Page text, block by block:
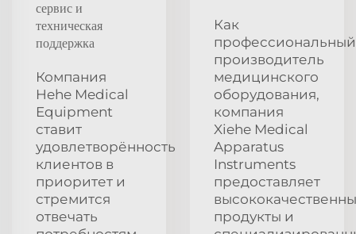
сервис и
техническая
поддержка
Компания
Hehe Medical
Equipment
ставит
удовлетворённость
клиентов в
приоритет и
стремится
отвечать
Как
профессиональный
производитель
медицинского
оборудования,
компания
Xiehe Medical
Apparatus
Instruments
предоставляет
продукты и